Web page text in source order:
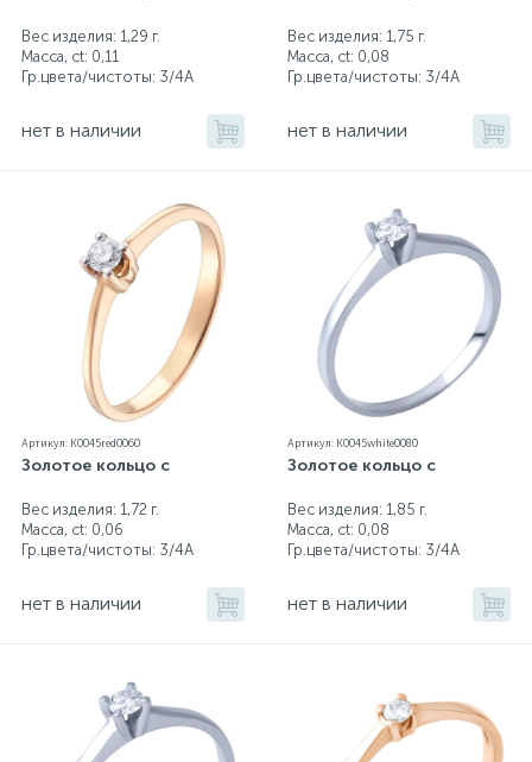
Вес изделия: 1,29 г.
Масса, ct: 0,11
Гр.цвета/чистоты: 3/4А
нет в наличии
Вес изделия: 1,75 г.
Масса, ct: 0,08
Гр.цвета/чистоты: 3/4А
нет в наличии
Артикул: K0045red0060
Золотое кольцо с
Вес изделия: 1,72 г.
Масса, ct: 0,06
Гр.цвета/чистоты: 3/4А
нет в наличии
Артикул: K0045white0080
Золотое кольцо с
Вес изделия: 1,85 г.
Масса, ct: 0,08
Гр.цвета/чистоты: 3/4А
нет в наличии